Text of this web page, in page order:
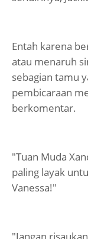
Entah karena
atau menaruh
sebagian tamu
pembicaraan
berkomentar.
"Tuan Muda
paling layak
Vanessa!"
"Jangan